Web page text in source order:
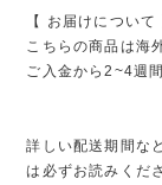
【 お届けについて
こちらの商品は海
ご入金から2~4週
詳しい配送期間な
は必ずお読みくだ